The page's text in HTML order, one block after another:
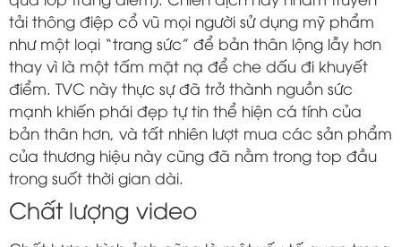
tải thông điệp cổ vũ mọi người sử dụng mỹ phẩm
như một loại “trang sức” để bản thân lộng lẫy hơn
thay vì là một tấm mặt nạ để che dấu đi khuyết
điểm. TVC này thực sự đã trở thành nguồn sức
mạnh khiến phái đẹp tự tin thể hiện cá tính của
bản thân hơn, và tất nhiên lượt mua các sản phẩm
của thương hiệu này cũng đã nằm trong top đầu
trong suốt thời gian dài.
Chất lượng video